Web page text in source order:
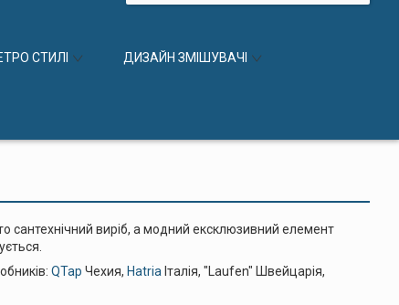
СТИЛІ ДИЗАЙН ЗМІШУВАЧІ
сантехнічний виріб, а модний ексклюзивний елемент
QTap Чехия, Hatria Італія, "Laufen" Швейцарія,